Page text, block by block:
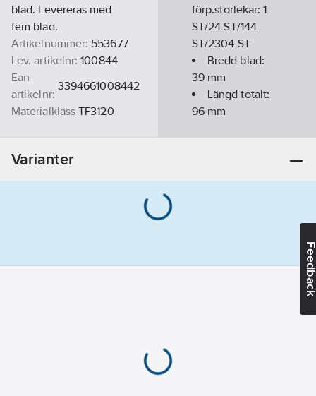
blad. Levereras med
fem blad.
Artikelnummer: 553677
Lev. artikelnr: 100844
Ean
artikelnr:
3394661008442
Materialklass TF3120
förp.storlekar:1
ST/24 ST/144
ST/2304 ST
Bredd blad:
39 mm
Längd totalt:
96 mm
Varianter